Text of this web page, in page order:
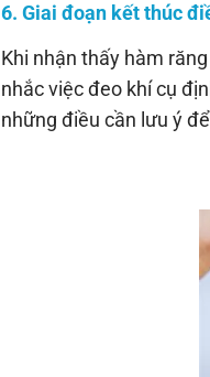
6. Giai đoạn kết thúc
Khi nhận thấy hàm
nhắc việc đeo khí cụ
những điều cần lưu ý